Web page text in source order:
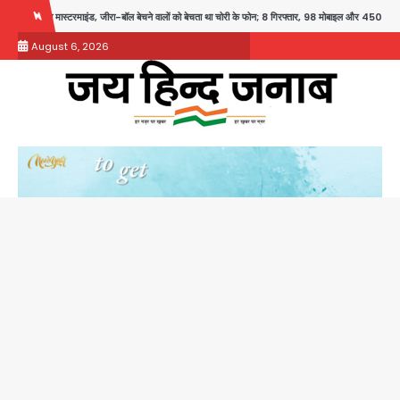
content
बॉल बेचने वालों को बेचता था चोरी के फोन; 8 गिरफ्तार, 98 मोबाइल और 450 पार्ट्स बरामद
August 6, 2026